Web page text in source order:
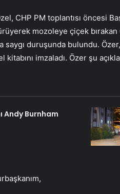
CHP PM toplantısı öncesi
mozoleye çiçek
saygı duruşunda bulundu.
imzaladı. Özer şu
Andy Burnham